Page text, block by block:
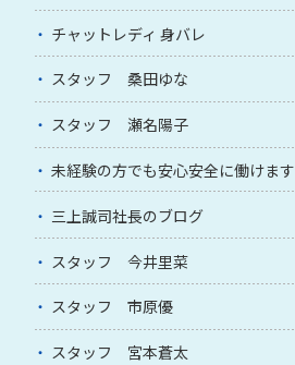
チャットレディ 身バレ
スタッフ 桑田ゆな
スタッフ 瀬名陽子
未経験の方でも安心安全に働けます
三上誠司社長のブログ
スタッフ 今井里菜
スタッフ 市原優
スタッフ 宮本蒼太